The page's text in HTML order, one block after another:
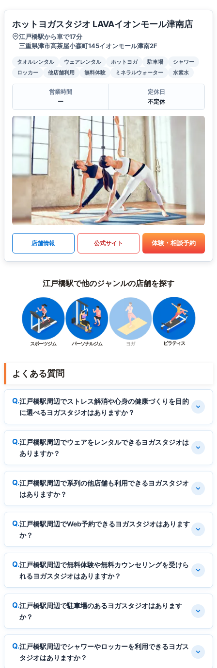
ホットヨガスタジオ LAVAイオンモール津南店
江戸橋駅から車で17分
三重県津市高茶屋小森町145イオンモール津南2F
タオルレンタル ウェアレンタル ホットヨガ 駐車場
シャワー
ロッカー
他店舗利用 無料体験 ミネラルウォーター 水素水
営業時間
ー
定休日
不定休
店舗情報 公式サイト 体験・相談予約
江戸橋駅で他のジャンルの店舗を探す
スポーツジム パーソナルジム ヨガ ピラティス
よくある質問
江戸橋駅周辺でストレス解消や心身の健康づくりを目的
に選べるヨガスタジオはありますか？
江戸橋駅周辺でウェアをレンタルできるヨガスタジオは
ありますか？
江戸橋駅周辺で系列の他店舗も利用できるヨガスタジオ
はありますか？
江戸橋駅周辺でWeb予約できるヨガスタジオはあります
か？
江戸橋駅周辺で無料体験や無料カウンセリングを受けら
れるヨガスタジオはありますか？
江戸橋駅周辺で駐車場のあるヨガスタジオはあります
か？
江戸橋駅周辺でシャワーやロッカーを利用できるヨガス
タジオはありますか？